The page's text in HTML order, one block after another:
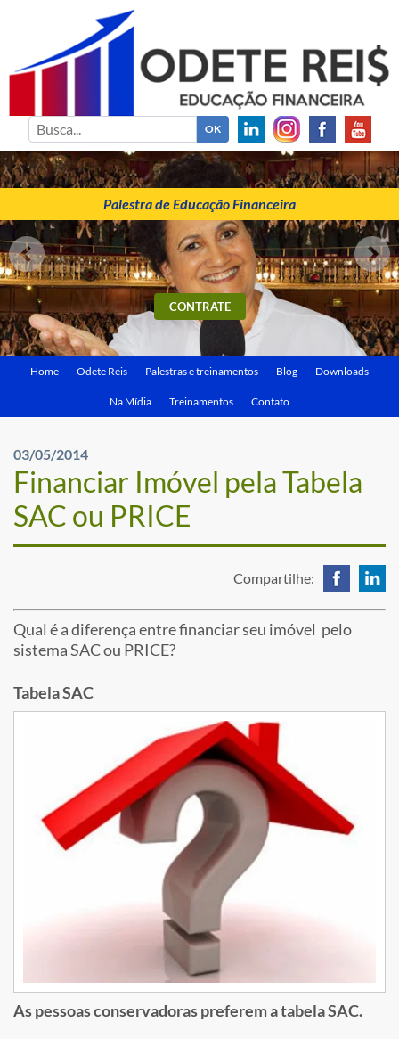
ODETE REIS
Palestrante de Educação Financeira
Palestra de Educação Financeira
CONTRATE
Home Odete Reis Palestras e treinamentos Blog Downloads
Na Mídia Treinamentos Contato
03/05/2014
Financiar Imóvel pela Tabela
SAC ou PRICE
Compartilhe:
Qual é a diferença entre financiar seu imóvel pelo
sistema SAC ou PRICE?
Tabela SAC
As pessoas conservadoras preferem a tabela SAC.